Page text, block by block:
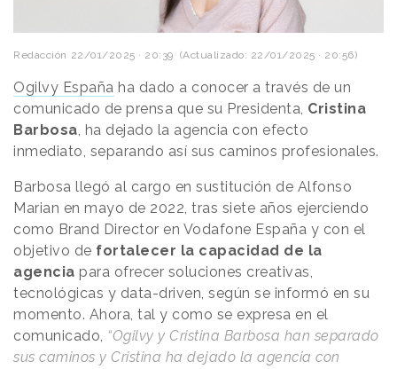
Redacción 22/01/2025 · 20:39 (Actualizado: 22/01/2025 · 20:56)
Ogilvy España ha dado a conocer a través de un
comunicado de prensa que su Presidenta, Cristina
Barbosa, ha dejado la agencia con efecto
inmediato, separando así sus caminos profesionales.
Barbosa llegó al cargo en sustitución de Alfonso
Marian en mayo de 2022, tras siete años ejerciendo
como Brand Director en Vodafone España y con el
objetivo de fortalecer la capacidad de la
agencia para ofrecer soluciones creativas,
tecnológicas y data-driven, según se informó en su
momento. Ahora, tal y como se expresa en el
comunicado, “Ogilvy y Cristina Barbosa han separado
sus caminos y Cristina ha dejado la agencia con